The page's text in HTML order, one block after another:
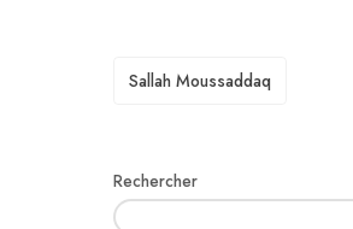
TAGS
Sallah Moussaddaq
Rechercher